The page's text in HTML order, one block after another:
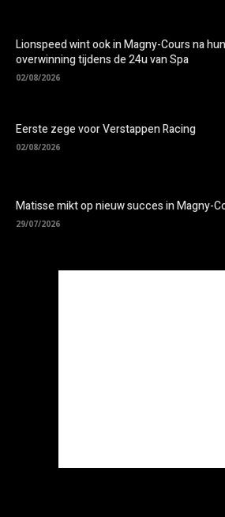
Lionspeed wint ook in Magny-Cours na hun
overwinning tijdens de 24u van Spa
02/08/2026
Eerste zege voor Verstappen Racing
02/08/2026
Matisse mikt op nieuw succes in Magny-
29/07/2026